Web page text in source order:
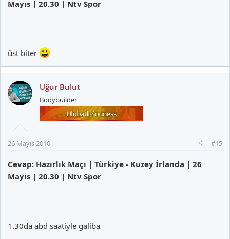
Mayıs | 20.30 | Ntv Spor
üst biter
Uğur Bulut
Bodybuilder
26 Mayıs 2010 #15
Cevap: Hazırlık Maçı | Türkiye - Kuzey İrlanda | 26
Mayıs | 20.30 | Ntv Spor
1.30da abd saatiyle galiba